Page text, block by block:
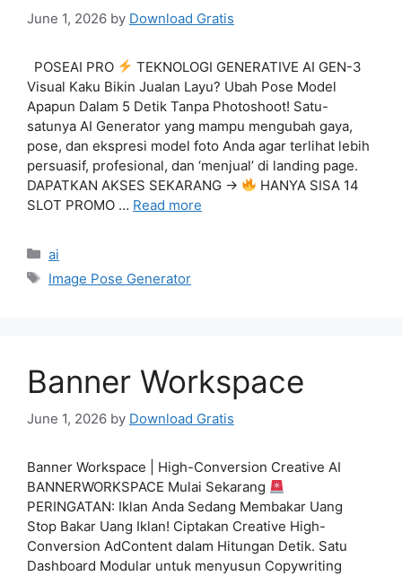
June 1, 2026 by Download Gratis
POSEAI PRO
TEKNOLOGI GENERATIVE AI GEN-3
Visual Kaku Bikin Jualan Layu? Ubah Pose Model
Apapun Dalam 5 Detik Tanpa Photoshoot! Satu-
satunya AI Generator yang mampu mengubah gaya,
pose, dan ekspresi model foto Anda agar terlihat lebih
persuasif, profesional, dan ‘menjual’ di landing page.
DAPATKAN AKSES SEKARANG →
HANYA SISA 14
SLOT PROMO … Read more
Categories
ai
Tags
Image Pose Generator
Banner Workspace
June 1, 2026 by Download Gratis
Banner Workspace | High-Conversion Creative AI
BANNERWORKSPACE Mulai Sekarang
PERINGATAN: Iklan Anda Sedang Membakar Uang
Stop Bakar Uang Iklan! Ciptakan Creative High-
Conversion AdContent dalam Hitungan Detik. Satu
Dashboard Modular untuk menyusun Copywriting